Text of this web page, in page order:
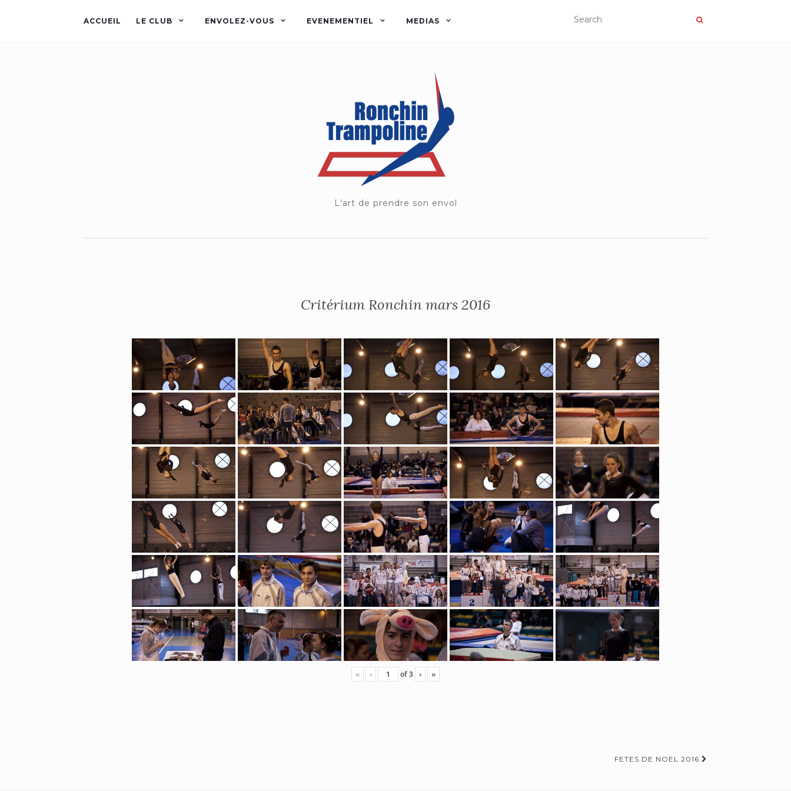
ACCUEIL LE CLUB ENVOLEZ-VOUS EVENEMENTIEL MEDIAS
L'art de prendre son envol
Critérium Ronchin mars 2016
« ‹ of3 › »
FETES DE NOEL 2016